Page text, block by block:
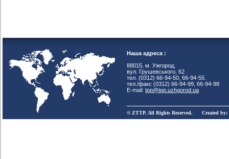
Наша адреса :
88015, м. Ужгород,
вул. Грушевського, 62
тел. (0312) 66-94-50, 66-94-55.
тел./факс (0312) 66-94-99, 66-94-98
E-mail: tpp@tpp.uzhgorod.ua
© ZTTP. All Rights Reserved. Created by: